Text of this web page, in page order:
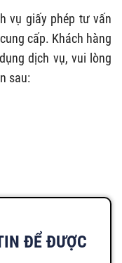
vụ giấy phép tư vấn
cấp. Khách hàng
dịch vụ, vui lòng
sau:
ĐỂ ĐƯỢC